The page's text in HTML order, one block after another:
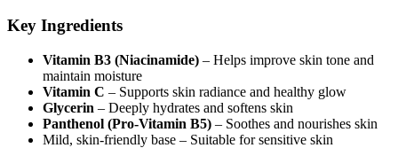
Key Ingredients
Vitamin B3 (Niacinamide) – Helps improve skin tone and
maintain moisture
Vitamin C – Supports skin radiance and healthy glow
Glycerin – Deeply hydrates and softens skin
Panthenol (Pro-Vitamin B5) – Soothes and nourishes skin
Mild, skin-friendly base – Suitable for sensitive skin